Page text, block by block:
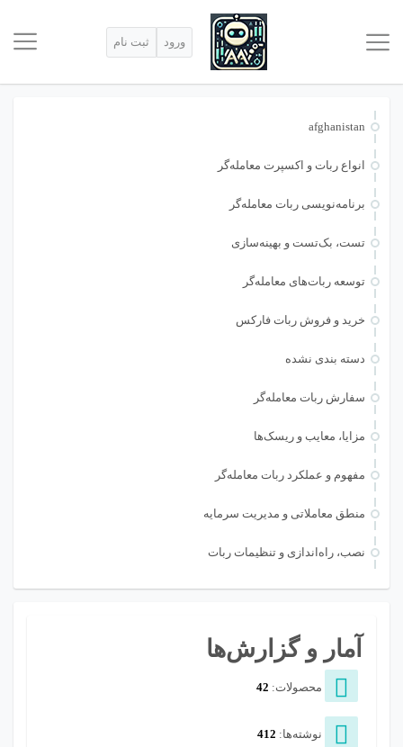
ورود ثبت نام
afghanistan
انواع ربات و اکسپرت معامله‌گر
برنامه‌نویسی ربات معامله‌گر
تست، بک‌تست و بهینه‌سازی
توسعه ربات‌های معامله‌گر
خرید و فروش ربات فارکس
دسته بندی نشده
سفارش ربات معامله‌گر
مزایا، معایب و ریسک‌ها
مفهوم و عملکرد ربات معامله‌گر
منطق معاملاتی و مدیریت سرمایه
نصب، راه‌اندازی و تنظیمات ربات
آمار و گزارش‌ها
محصولات: 42
نوشته‌ها: 412